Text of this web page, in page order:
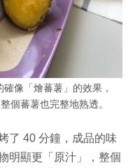
像「燴蕃薯」的效果，
個蕃薯也完整地熟透。
了 40 分鐘，成品的味
明顯更「原汁」，整個